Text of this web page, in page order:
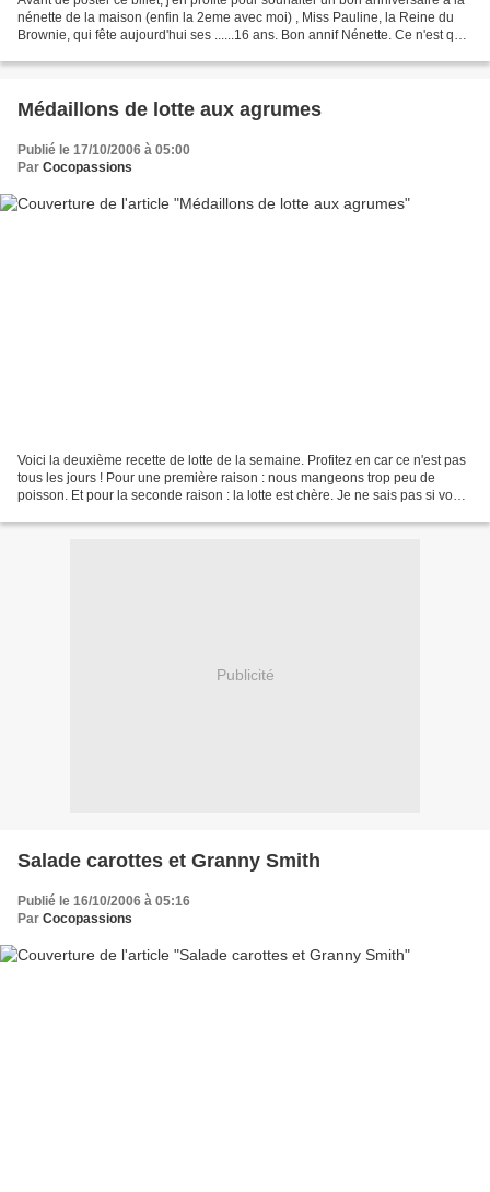
nénette de la maison (enfin la 2eme avec moi) , Miss Pauline, la Reine du
Brownie, qui fête aujourd'hui ses ......16 ans. Bon annif Nénette. Ce n'est que
Médaillons de lotte aux agrumes
Publié le 17/10/2006 à 05:00
Par Cocopassions
Voici la deuxième recette de lotte de la semaine. Profitez en car ce n'est pas
tous les jours ! Pour une première raison : nous mangeons trop peu de
poisson. Et pour la seconde raison : la lotte est chère. Je ne sais pas si vous
Publicité
Salade carottes et Granny Smith
Publié le 16/10/2006 à 05:16
Par Cocopassions